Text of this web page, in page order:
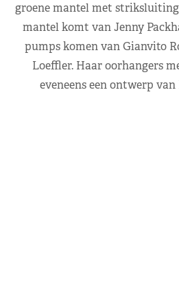
groene mantel met striksluiting
mantel komt van Jenny
pumps komen van Gianvito
Loeffler. Haar oorhangers
eveneens een ontwerp